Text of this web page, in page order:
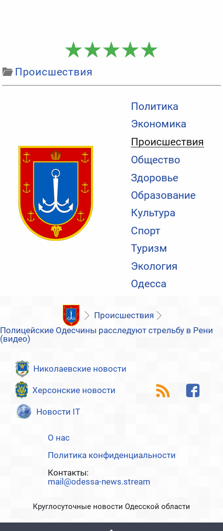
Политика
Экономика
Происшествия
Общество
Здоровье
Образование
Культура
Спорт
Туризм
Экология
Одесса
Происшествия
Происшествия
Полицейские Одесчины расследуют стрельбу в Рени
(видео)
Николаевские новости
Херсонские новости
Новости IT
О нас
Политика конфиденциальности
Контакты:
mail@odessa-news.stream
Круглосуточные новости Одесской области